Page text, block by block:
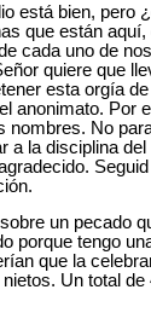
está bien,
que están
cada uno de
quiere que
esta orgía
anonimato.
No
la disciplina
un pecado
porque tengo
que la
Un total